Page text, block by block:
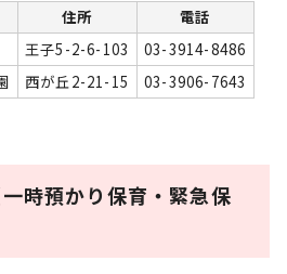
住所
電話
王子5-2-6-103
03-3914-8486
西が丘2-21-15 03-3906-7643
時預かり保育・緊急保